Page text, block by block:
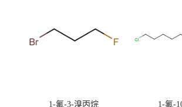
1-氟-3-溴丙烷 1-氟-